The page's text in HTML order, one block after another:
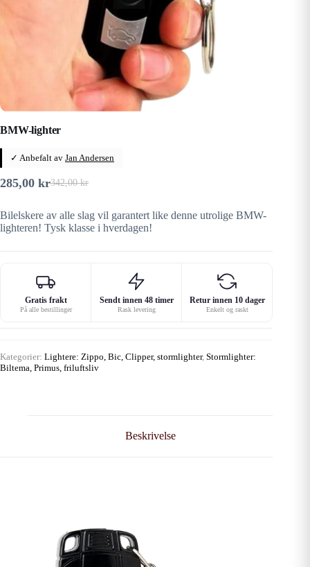
BMW-lighter
✓ Anbefalt av Jan Andersen
342,00kr
Opprinnelig
var:
342,00 kr.
285,00 krNåværende
er:
285,00 kr.
Bilelskere av alle slag vil garantert like denne utrolige BMW-
lighteren! Tysk klasse i hverdagen!
Gratis frakt
På alle bestillinger
Sendt innen 48 timer
Rask levering
Retur innen 10 dager
Enkelt og raskt
Kategorier: Lightere: Zippo, Bic, Clipper, stormlighter, Stormlighter:
Biltema, Primus, friluftsliv
Beskrivelse